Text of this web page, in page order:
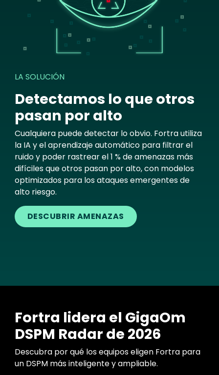
LA SOLUCIÓN
Detectamos lo que otros
pasan por alto
Cualquiera puede detectar lo obvio. Fortra utiliza
la IA y el aprendizaje automático para filtrar el
ruido y poder rastrear el 1 % de amenazas más
difíciles que otros pasan por alto, con modelos
optimizados para los ataques emergentes de
alto riesgo.
DESCUBRIR AMENAZAS
Fortra lidera el GigaOm
DSPM Radar de 2026
Descubra por qué los equipos eligen Fortra para
un DSPM más inteligente y ampliable.